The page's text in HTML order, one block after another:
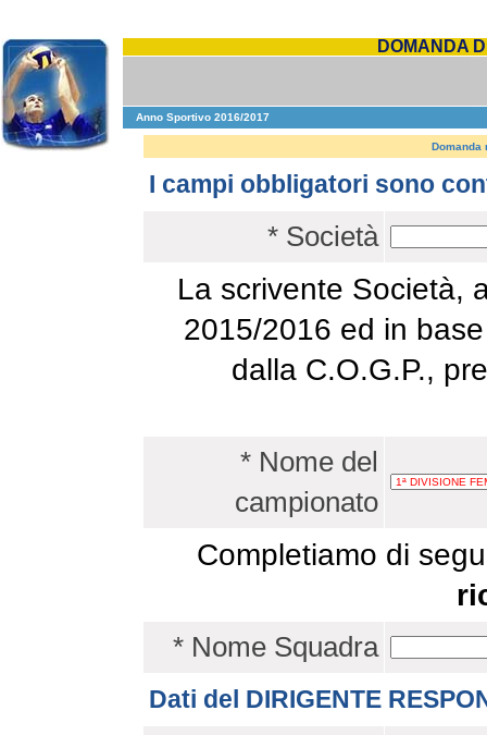
DOMANDA
Anno Sportivo 2016/2017
Domanda
I campi obbligatori sono
* Società
La scrivente Società,
2015/2016 ed in
dalla C.O.G.P.,
* Nome del
campionato
Completiamo di
* Nome Squadra
Dati del DIRIGENTE